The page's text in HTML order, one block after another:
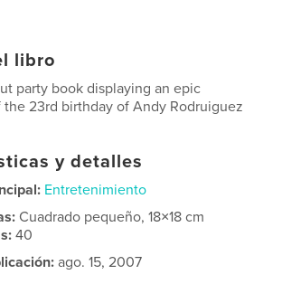
libro
party book displaying an epic
23rd birthday of Andy Rodruiguez
y detalles
Entretenimiento
Cuadrado pequeño, 18×18 cm
40
ago. 15, 2007